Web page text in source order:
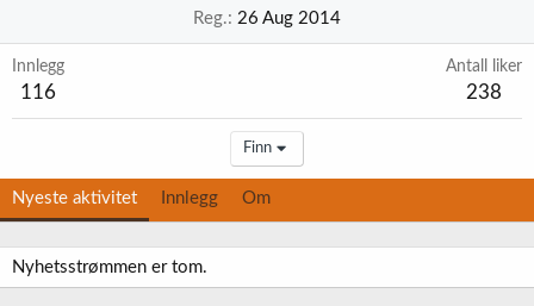
Reg. 26 Aug 2014
Innlegg
116
Antall liker
238
Finn
Nyeste aktivitet Innlegg Om
Nyhetsstrømmen er tom.